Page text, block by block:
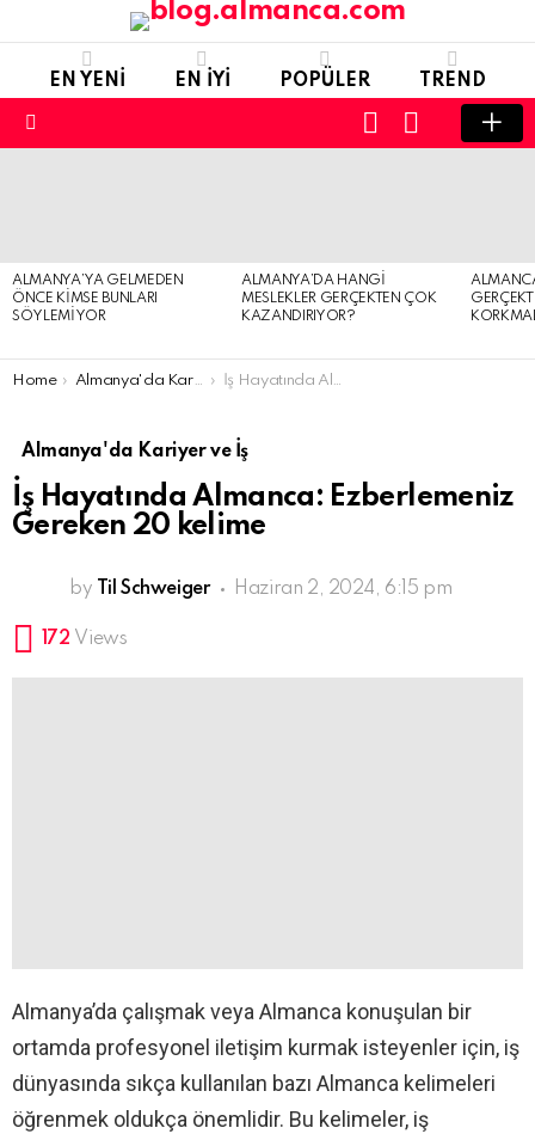
EN YENI EN IYI POPÜLER TREND
SWITCH
SKIN
LOGIN
ALMANYA’YA GELMEDEN
ÖNCE KIMSE BUNLARI
SÖYLEMIYOR
ALMANYA’DA HANGI
MESLEKLER GERÇEKTEN ÇOK
KAZANDIRIYOR?
You are here:
Home Almanya'da Kariyer ve İş İş Hayatında Almanca: Ezberlemeniz Gereken 20 kelime
Almanya'da Kariyer ve İş
İş Hayatında Almanca: Ezberlemeniz
Gereken 20 kelime
by Til Schweiger Haziran 2, 2024, 6:15 pm
172 Views
Almanya’da çalışmak veya Almanca konuşulan bir
ortamda profesyonel iletişim kurmak isteyenler için, iş
dünyasında sıkça kullanılan bazı Almanca kelimeleri
öğrenmek oldukça önemlidir. Bu kelimeler, iş